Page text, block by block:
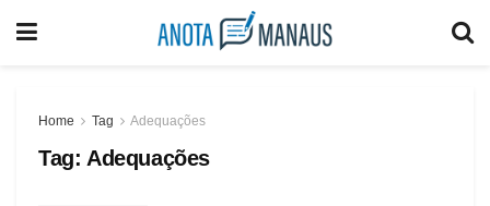
Home Tag Adequações
Tag: Adequações